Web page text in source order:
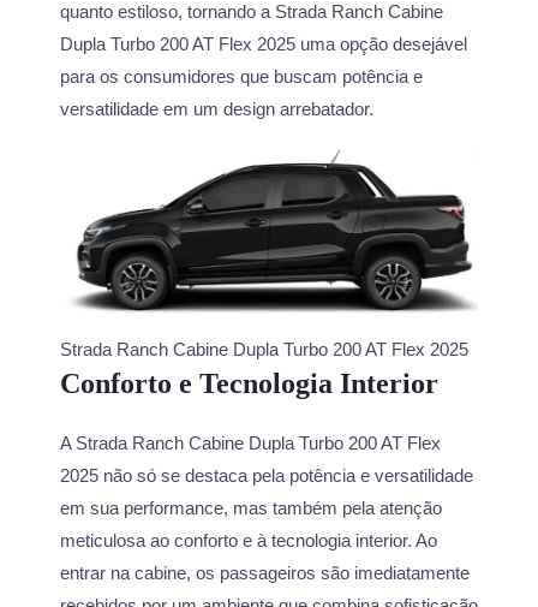
quanto estiloso, tornando a Strada Ranch Cabine
Dupla Turbo 200 AT Flex 2025 uma opção desejável
para os consumidores que buscam potência e
versatilidade em um design arrebatador.
Strada Ranch Cabine Dupla Turbo 200 AT Flex 2025
Conforto e Tecnologia Interior
A Strada Ranch Cabine Dupla Turbo 200 AT Flex
2025 não só se destaca pela potência e versatilidade
em sua performance, mas também pela atenção
meticulosa ao conforto e à tecnologia interior. Ao
entrar na cabine, os passageiros são imediatamente